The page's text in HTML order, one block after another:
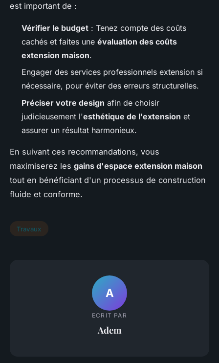
est important de :
Vérifier le budget : Tenez compte des coûts
cachés et faites une évaluation des coûts
extension maison.
Engager des services professionnels extension si
nécessaire, pour éviter des erreurs structurelles.
Préciser votre design afin de choisir
judicieusement l'esthétique de l'extension et
assurer un résultat harmonieux.
En suivant ces recommandations, vous
maximiserez les gains d'espace extension maison
tout en bénéficiant d'un processus de construction
fluide et conforme.
Travaux
A
ECRIT PAR
Adem